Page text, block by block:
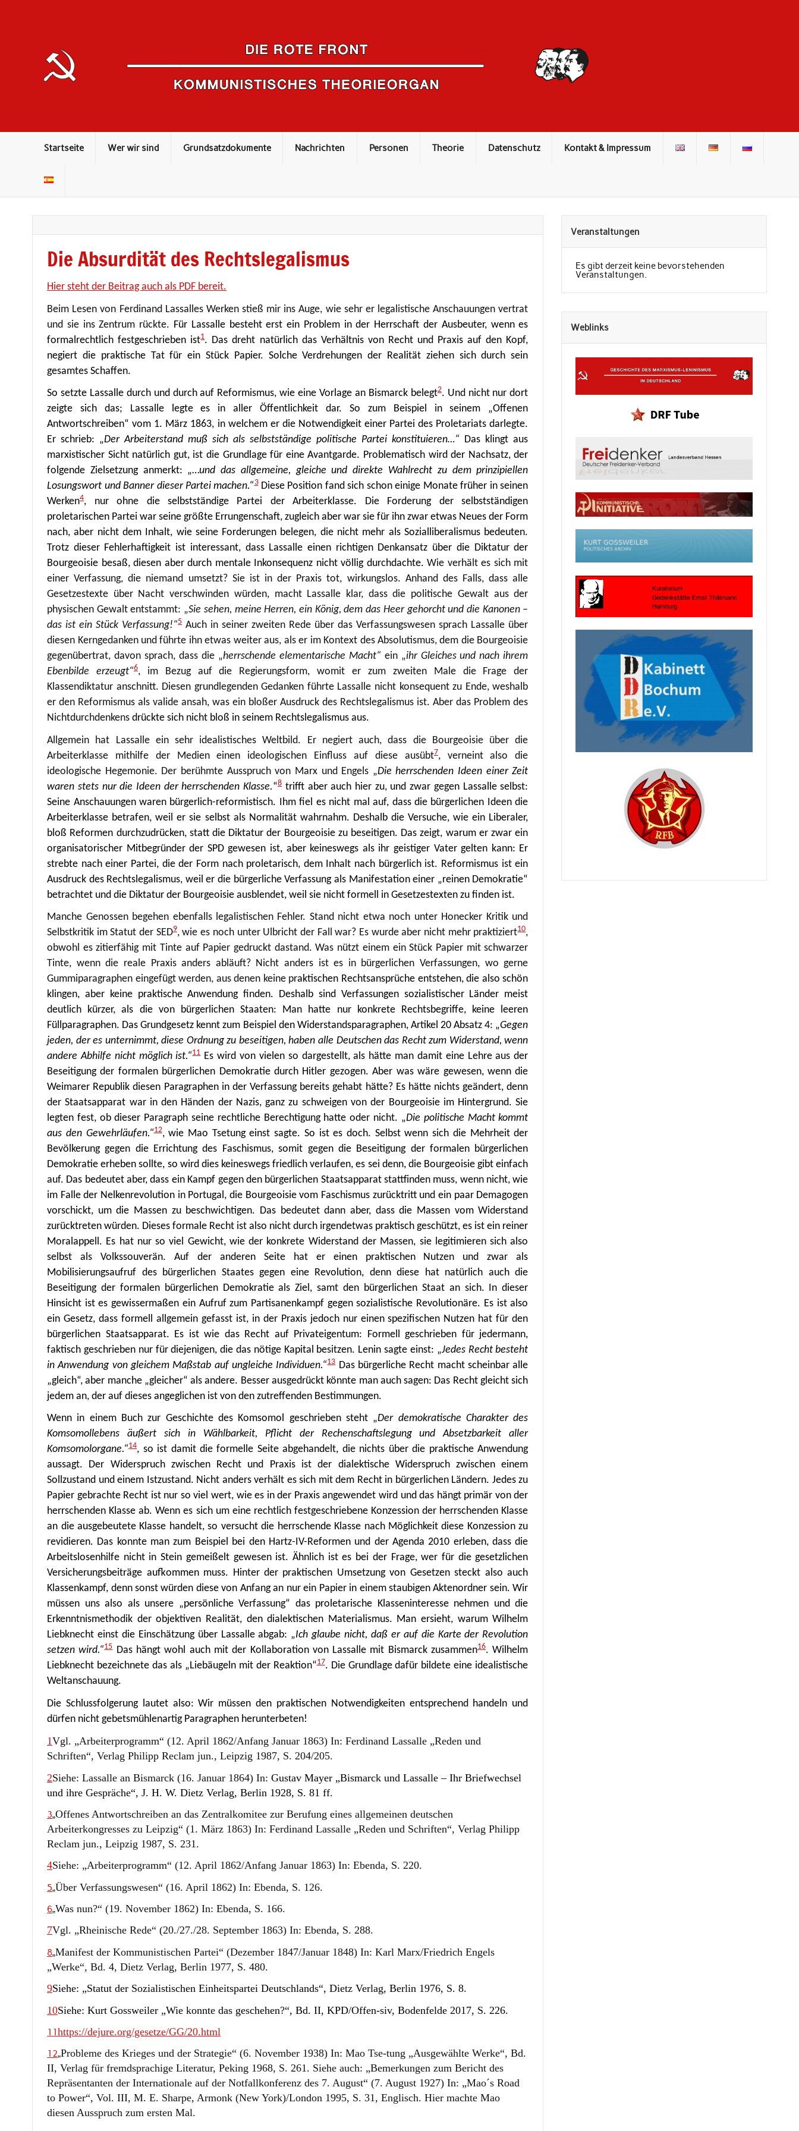
Startseite Wer wir sind Grundsatzdokumente Nachrichten Personen Theorie Datenschutz Kontakt & Impressum
Die Absurdität des Rechtslegalismus
Hier steht der Beitrag auch als PDF bereit.
Beim Lesen von Ferdinand Lassalles Werken stieß mir ins Auge, wie sehr er legalistische Anschauungen vertrat
und sie ins Zentrum rückte. Für Lassalle besteht erst ein Problem in der Herrschaft der Ausbeuter, wenn es
formalrechtlich festgeschrieben ist1. Das dreht natürlich das Verhältnis von Recht und Praxis auf den Kopf,
negiert die praktische Tat für ein Stück Papier. Solche Verdrehungen der Realität ziehen sich durch sein
gesamtes Schaffen.
So setzte Lassalle durch und durch auf Reformismus, wie eine Vorlage an Bismarck belegt2. Und nicht nur dort
zeigte sich das; Lassalle legte es in aller Öffentlichkeit dar. So zum Beispiel in seinem „Offenen
Antwortschreiben“ vom 1. März 1863, in welchem er die Notwendigkeit einer Partei des Proletariats darlegte.
Er schrieb: „Der Arbeiterstand muß sich als selbstständige politische Partei konstituieren…“ Das klingt aus
marxistischer Sicht natürlich gut, ist die Grundlage für eine Avantgarde. Problematisch wird der Nachsatz, der
folgende Zielsetzung anmerkt: „…und das allgemeine, gleiche und direkte Wahlrecht zu dem prinzipiellen
Losungswort und Banner dieser Partei machen.“3Diese Position fand sich schon einige Monate früher in seinen
Werken4, nur ohne die selbstständige Partei der Arbeiterklasse. Die Forderung der selbstständigen
proletarischen Partei war seine größte Errungenschaft, zugleich aber war sie für ihn zwar etwas Neues der Form
nach, aber nicht dem Inhalt, wie seine Forderungen belegen, die nicht mehr als Sozialliberalismus bedeuten.
Trotz dieser Fehlerhaftigkeit ist interessant, dass Lassalle einen richtigen Denkansatz über die Diktatur der
Bourgeoisie besaß, diesen aber durch mentale Inkonsequenz nicht völlig durchdachte.Wie verhält es sich mit
einer Verfassung, die niemand umsetzt? Sie ist in der Praxis tot, wirkungslos. Anhand des Falls, dass alle
Gesetzestexte über Nacht verschwinden würden, macht Lassalle klar, dass die politische Gewalt aus der
physischen Gewalt entstammt: „Sie sehen, meine Herren, ein König, dem das Heer gehorcht und die Kanonen –
das ist ein Stück Verfassung!“5Auch in seiner zweiten Rede über das Verfassungswesen sprach Lassalle über
diesen Kerngedanken und führte ihn etwas weiter aus, als er im Kontext des Absolutismus, dem die Bourgeoisie
gegenübertrat, davon sprach, dass die „herrschende elementarische Macht“ ein „ihr Gleiches und nach ihrem
Ebenbilde erzeugt“6, im Bezug auf die Regierungsform, womit er zum zweiten Male die Frage der
Klassendiktatur anschnitt. Diesen grundlegenden Gedanken führte Lassalle nicht konsequent zu Ende, weshalb
er den Reformismus als valide ansah, was ein bloßer Ausdruck des Rechtslegalismus ist. Aber das Problem des
Nichtdurchdenkensdrückte sich nicht bloß in seinem Rechtslegalismus aus.
Allgemein hat Lassalle ein sehr idealistisches Weltbild. Er negiert auch, dass die Bourgeoisie über die
Arbeiterklasse mithilfe der Medien einen ideologischen Einfluss auf diese ausübt7, verneint also die
ideologische Hegemonie. Der berühmte Ausspruch von Marx und Engels „Die herrschenden Ideen einer Zeit
waren stets nur die Ideen der herrschenden Klasse.“8trifft aber auch hier zu, und zwar gegen Lassalle selbst:
Seine Anschauungen waren bürgerlich-reformistisch. Ihm fiel es nicht mal auf, dass die bürgerlichen Ideen die
Arbeiterklasse betrafen, weil er sie selbst als Normalität wahrnahm. Deshalb die Versuche, wie ein Liberaler,
bloß Reformen durchzudrücken, statt die Diktatur der Bourgeoisie zu beseitigen. Das zeigt, warum er zwar ein
organisatorischer Mitbegründer der SPD gewesen ist, aber keineswegs als ihr geistiger Vater gelten kann: Er
strebte nach einer Partei, die der Form nach proletarisch, dem Inhalt nach bürgerlich ist. Reformismus ist ein
Ausdruck des Rechtslegalismus, weil er die bürgerliche Verfassung als Manifestation einer „reinen Demokratie“
betrachtet und die Diktatur der Bourgeoisie ausblendet, weil sie nicht formell in Gesetzestexten zu finden ist.
Manche Genossen begehen ebenfalls legalistischen Fehler. Stand nicht etwa noch unter Honecker Kritik und
Selbstkritik im Statut der SED9, wie es noch unter Ulbricht der Fall war? Es wurde aber nicht mehr praktiziert10,
obwohl es zitierfähig mit Tinte auf Papier gedruckt dastand. Was nützt einem ein Stück Papier mit schwarzer
Tinte, wenn die reale Praxis anders abläuft? Nicht anders ist es in bürgerlichen Verfassungen, wo gerne
Gummiparagraphen eingefügt werden, aus denen keine praktischen Rechtsansprüche entstehen, die also schön
klingen, aber keine praktische Anwendung finden. Deshalb sind Verfassungen sozialistischer Länder meist
deutlich kürzer, als die von bürgerlichen Staaten: Man hatte nur konkrete Rechtsbegriffe, keine leeren
Füllparagraphen. Das Grundgesetz kennt zum Beispiel den Widerstandsparagraphen, Artikel 20 Absatz 4: „Gegen
jeden, der es unternimmt, diese Ordnung zu beseitigen, haben alle Deutschen das Recht zum Widerstand, wenn
andere Abhilfe nicht möglich ist.“11Es wird von vielen so dargestellt, als hätte man damit eine Lehre aus der
Beseitigung der formalen bürgerlichen Demokratie durch Hitler gezogen. Aber was wäre gewesen, wenn die
Weimarer Republik diesen Paragraphen in der Verfassung bereits gehabt hätte? Es hätte nichts geändert, denn
der Staatsapparat war in den Händen der Nazis, ganz zu schweigen von der Bourgeoisie im Hintergrund. Sie
legten fest, ob dieser Paragraph seine rechtliche Berechtigung hatte oder nicht. „Die politische Macht kommt
aus den Gewehrläufen.“12, wie Mao Tsetung einst sagte. So ist es doch. Selbst wenn sich die Mehrheit der
Bevölkerung gegen die Errichtung des Faschismus, somit gegen die Beseitigung der formalen bürgerlichen
Demokratie erheben sollte, so wird dies keineswegs friedlich verlaufen, es sei denn, die Bourgeoisie gibt einfach
auf. Das bedeutet aber, dass ein Kampf gegen den bürgerlichen Staatsapparat stattfinden muss, wenn nicht, wie
im Falle der Nelkenrevolution in Portugal, die Bourgeoisie vom Faschismus zurücktritt und ein paar Demagogen
vorschickt, um die Massen zu beschwichtigen. Das bedeutet dann aber, dass die Massen vom Widerstand
zurücktreten würden. Dieses formale Recht ist also nicht durch irgendetwas praktisch geschützt, es ist ein reiner
Moralappell. Es hat nur so viel Gewicht, wie der konkrete Widerstand der Massen, sie legitimieren sich also
selbst als Volkssouverän. Auf der anderen Seite hat er einen praktischen Nutzen und zwar als
Mobilisierungsaufruf des bürgerlichen Staates gegen eine Revolution, denn diese hat natürlich auch die
Beseitigung der formalen bürgerlichen Demokratie als Ziel, samt den bürgerlichen Staat an sich. In dieser
Hinsicht ist es gewissermaßen ein Aufruf zum Partisanenkampf gegen sozialistische Revolutionäre. Es ist also
ein Gesetz, dass formell allgemein gefasst ist, in der Praxis jedoch nur einen spezifischen Nutzen hat für den
bürgerlichen Staatsapparat. Es ist wie das Recht auf Privateigentum: Formell geschrieben für jedermann,
faktisch geschrieben nur für diejenigen, die das nötige Kapital besitzen. Lenin sagte einst: „Jedes Recht besteht
in Anwendung von gleichem Maßstab auf ungleiche Individuen.“13Das bürgerliche Recht macht scheinbar alle
„gleich“, aber manche „gleicher“ als andere. Besser ausgedrückt könnte man auch sagen: Das Recht gleicht sich
jedem an, der auf dieses angeglichen ist von den zutreffenden Bestimmungen.
Wenn in einem Buch zur Geschichte des Komsomol geschrieben steht „Der demokratische Charakter des
Komsomollebens äußert sich in Wählbarkeit, Pflicht der Rechenschaftslegung und Absetzbarkeit aller
Komsomolorgane.“14, so ist damit die formelle Seite abgehandelt, die nichts über die praktische Anwendung
aussagt. Der Widerspruch zwischen Recht und Praxis ist der dialektische Widerspruch zwischen einem
Sollzustand und einem Istzustand. Nicht anders verhält es sich mit dem Recht in bürgerlichen Ländern. Jedes zu
Papier gebrachte Recht ist nur so viel wert, wie es in der Praxis angewendet wird und das hängt primär von der
herrschenden Klasse ab. Wenn es sich um eine rechtlich festgeschriebene Konzession der herrschenden Klasse
an die ausgebeutete Klasse handelt, so versucht die herrschende Klasse nach Möglichkeit diese Konzession zu
revidieren. Das konnte man zum Beispiel bei den Hartz-IV-Reformen und der Agenda 2010 erleben, dass die
Arbeitslosenhilfe nicht in Stein gemeißelt gewesen ist. Ähnlich ist es bei der Frage, wer für die gesetzlichen
Versicherungsbeiträge aufkommen muss. Hinter der praktischen Umsetzung von Gesetzen steckt also auch
Klassenkampf, denn sonst würden diese von Anfang an nur ein Papier in einem staubigen Aktenordner sein. Wir
müssen uns also als unsere „persönliche Verfassung“ das proletarische Klasseninteresse nehmen und die
Erkenntnismethodik der objektiven Realität, den dialektischen Materialismus. Man ersieht, warum Wilhelm
Liebknecht einst die Einschätzung über Lassalle abgab: „Ich glaube nicht, daß er auf die Karte der Revolution
setzen wird.“15Das hängt wohl auch mit der Kollaboration von Lassalle mit Bismarck zusammen16. Wilhelm
Liebknecht bezeichnete das als „Liebäugeln mit der Reaktion“17. Die Grundlage dafür bildete eine idealistische
Weltanschauung.
Die Schlussfolgerung lautet also: Wir müssen den praktischen Notwendigkeiten entsprechend handeln und
dürfen nicht gebetsmühlenartig Paragraphen herunterbeten!
1Vgl. „Arbeiterprogramm“ (12. April 1862/Anfang Januar 1863) In: Ferdinand Lassalle „Reden und
Schriften“, Verlag Philipp Reclam jun., Leipzig 1987, S. 204/205.
2Siehe: Lassalle an Bismarck (16. Januar 1864) In:Gustav Mayer „Bismarck und Lassalle – Ihr Briefwechsel
und ihre Gespräche“, J. H. W. Dietz Verlag, Berlin 1928, S. 81 ff.
3„Offenes Antwortschreiben an das Zentralkomitee zur Berufung eines allgemeinen deutschen
Arbeiterkongresses zu Leipzig“ (1. März 1863) In: Ferdinand Lassalle „Reden und Schriften“, Verlag Philipp
Reclam jun., Leipzig 1987, S. 231.
4Siehe: „Arbeiterprogramm“ (12. April 1862/Anfang Januar 1863) In: Ebenda, S. 220.
5„Über Verfassungswesen“ (16. April 1862) In: Ebenda, S. 126.
6„Was nun?“ (19. November 1862) In: Ebenda, S. 166.
7Vgl. „Rheinische Rede“ (20./27./28. September 1863) In: Ebenda, S. 288.
8„Manifest der Kommunistischen Partei“ (Dezember 1847/Januar 1848) In: Karl Marx/Friedrich Engels
„Werke“, Bd. 4, Dietz Verlag, Berlin 1977, S. 480.
9Siehe: „Statut der Sozialistischen Einheitspartei Deutschlands“, Dietz Verlag, Berlin 1976, S. 8.
10Siehe: Kurt Gossweiler „Wie konnte das geschehen?“, Bd. II, KPD/Offen-siv, Bodenfelde 2017, S. 226.
11https://dejure.org/gesetze/GG/20.html
12„Probleme des Krieges und der Strategie“ (6. November 1938) In: Mao Tse-tung „Ausgewählte Werke“, Bd.
II, Verlag für fremdsprachige Literatur, Peking 1968, S. 261. Siehe auch: „Bemerkungen zum Bericht des
Repräsentanten der Internationale auf der Notfallkonferenz des 7. August“ (7. August 1927) In: „Mao´s Road
to Power“, Vol. III, M. E. Sharpe, Armonk (New York)/London 1995, S. 31, Englisch. Hier machte Mao
diesen Ausspruch zum ersten Mal.
Veranstaltungen
Es gibt derzeit keine bevorstehenden
Veranstaltungen.
Weblinks